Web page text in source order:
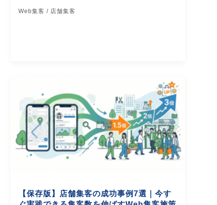
Web集客 / 店舗集客
【保存版】店舗集客の成功事例7選｜今す